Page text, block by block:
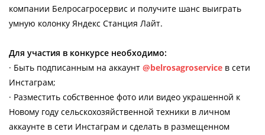
компании Белросагросервис и получите шанс выиграть
умную колонку Яндекс Станция Лайт.
Для участия в конкурсе необходимо:
· Быть подписанным на аккаунт @belrosagroservice в сети
Инстаграм;
· Разместить собственное фото или видео украшенной к
Новому году сельскохозяйственной техники в личном
аккаунте в сети Инстаграм и сделать в размещенном